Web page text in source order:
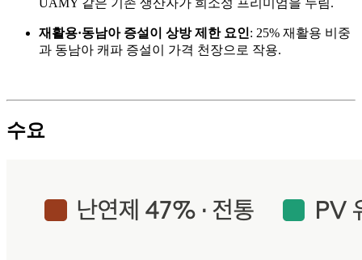
UAMY 같은 기존 생산자가 희소성 프리미엄을 누림.
재활용·동남아 증설이 상방 제한 요인: 25% 재활용 비중
과 동남아 캐파 증설이 가격 천장으로 작용.
수요